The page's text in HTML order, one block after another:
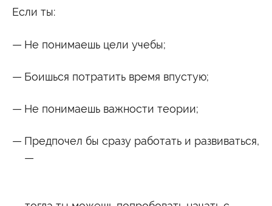
Если ты:
Не понимаешь цели учебы;
Боишься потратить время впустую;
Не понимаешь важности теории;
Предпочел бы сразу работать и развиваться,
—